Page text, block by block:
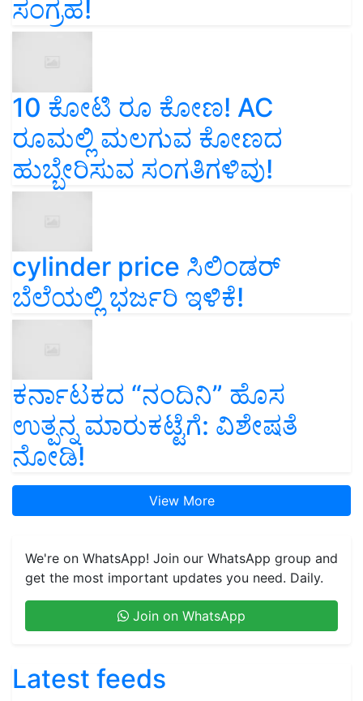
ಸಂಗ್ರಹ!
10 ಕೋಟಿ ರೂ ಕೋಣ! AC
ರೂಮಲ್ಲಿ ಮಲಗುವ ಕೋಣದ
ಹುಬ್ಬೇರಿಸುವ ಸಂಗತಿಗಳಿವು!
cylinder price ಸಿಲಿಂಡರ್‌
ಬೆಲೆಯಲ್ಲಿ ಭರ್ಜರಿ ಇಳಿಕೆ!
ಕರ್ನಾಟಕದ “ನಂದಿನಿ” ಹೊಸ
ಉತ್ಪನ್ನ ಮಾರುಕಟ್ಟೆಗೆ: ವಿಶೇಷತೆ
ನೋಡಿ!
View More
We're on WhatsApp! Join our WhatsApp group and
get the most important updates you need. Daily.
Join on WhatsApp
Latest feeds